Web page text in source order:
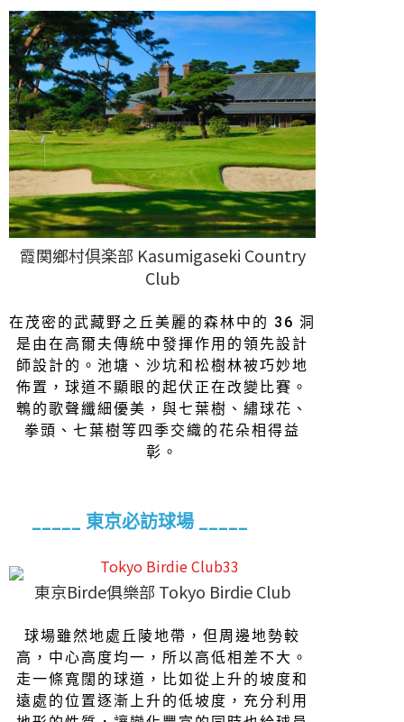
霞関鄉村倶楽部 Kasumigaseki Country
Club
在茂密的武藏野之丘美麗的森林中的 36 洞
是由在高爾夫傳統中發揮作用的領先設計
師設計的。池塘、沙坑和松樹林被巧妙地
佈置，球道不顯眼的起伏正在改變比賽。
鵯的歌聲纖細優美，與七葉樹、繡球花、
拳頭​​、七葉樹等四季交織的花朵相得益
彰。
_____ 東京必訪球場 _____
東京Birde俱樂部 Tokyo Birdie Club
球場雖然地處丘陵地帶，但周邊地勢較
高，中心高度均一，所以高低相差不大。
走一條寬闊的球道，比如從上升的坡度和
遠處的位置逐漸上升的低坡度，充分利用